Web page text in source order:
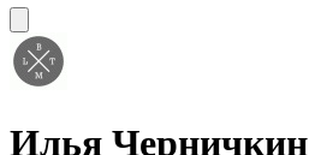
Илья Черничкин